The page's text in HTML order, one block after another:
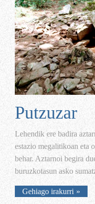
Putzuzar
Lehendik ere badira
estazio megalitikoan eta
behar. Aztarnoi begira
buruzkotasun asko
Gehiago irakurri